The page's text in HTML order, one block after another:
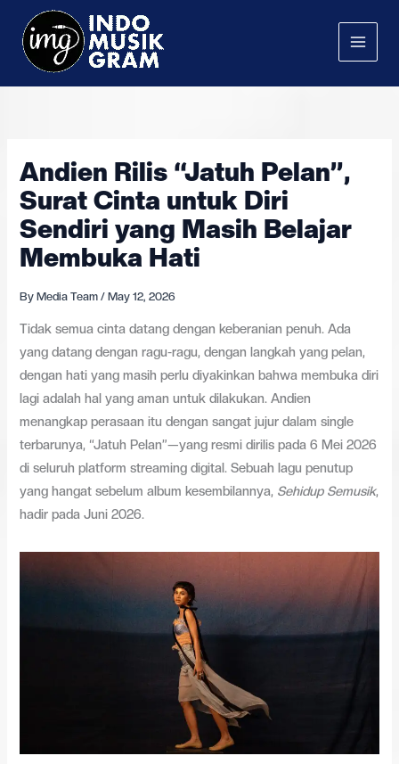
content
Andien Rilis “Jatuh Pelan”,
Surat Cinta untuk Diri
Sendiri yang Masih Belajar
Membuka Hati
ByMedia Team/May 12, 2026
Tidak semua cinta datang dengan keberanian penuh. Ada
yang datang dengan ragu-ragu, dengan langkah yang pelan,
dengan hati yang masih perlu diyakinkan bahwa membuka diri
lagi adalah hal yang aman untuk dilakukan. Andien
menangkap perasaan itu dengan sangat jujur dalam single
terbarunya, “Jatuh Pelan”—yang resmi dirilis pada 6 Mei 2026
di seluruh platform streaming digital. Sebuah lagu penutup
yang hangat sebelum album kesembilannya, Sehidup Semusik,
hadir pada Juni 2026.